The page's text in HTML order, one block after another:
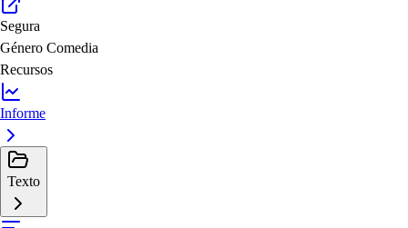
Segura
Género Comedia
Recursos
Informe
Texto